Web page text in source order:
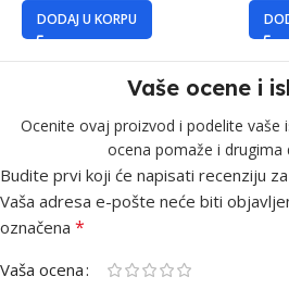
DODAJ U KORPU
Vaše ocene i
Ocenite ovaj proizvod i podelite vaše
ocena pomaže i drugima
Budite prvi koji će napisati recenziju
Vaša adresa e-pošte neće biti
označena *
Vaša ocena